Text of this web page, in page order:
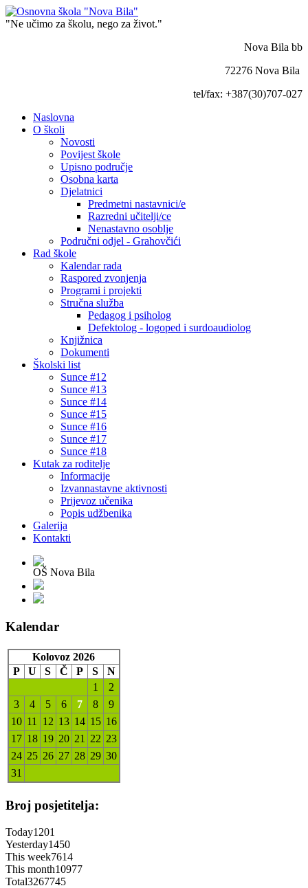
"Ne učimo za školu, nego za život."
Nova Bila bb
72276 Nova Bila
tel/fax: +387(30)707-027
Naslovna
O školi
Novosti
Povijest škole
Upisno područje
Osobna karta
Djelatnici
Predmetni nastavnici/e
Razredni učitelji/ce
Nenastavno osoblje
Područni odjel - Grahovčići
Rad škole
Kalendar rada
Raspored zvonjenja
Programi i projekti
Stručna služba
Pedagog i psiholog
Defektolog - logoped i surdoaudiolog
Knjižnica
Dokumenti
Školski list
Sunce #12
Sunce #13
Sunce #14
Sunce #15
Sunce #16
Sunce #17
Sunce #18
Kutak za roditelje
Informacije
Izvannastavne aktivnosti
Prijevoz učenika
Popis udžbenika
Galerija
Kontakti
OŠ Nova Bila
Kalendar
Kolovoz 2026
P
U S Č P S
N
1
2
3
4 5 6 7 8
9
10 11 12 13 14 15 16
17 18 19 20 21 22 23
24 25 26 27 28 29 30
31
Broj posjetitelja:
Today1201
Yesterday1450
This week7614
This month10977
Total3267745